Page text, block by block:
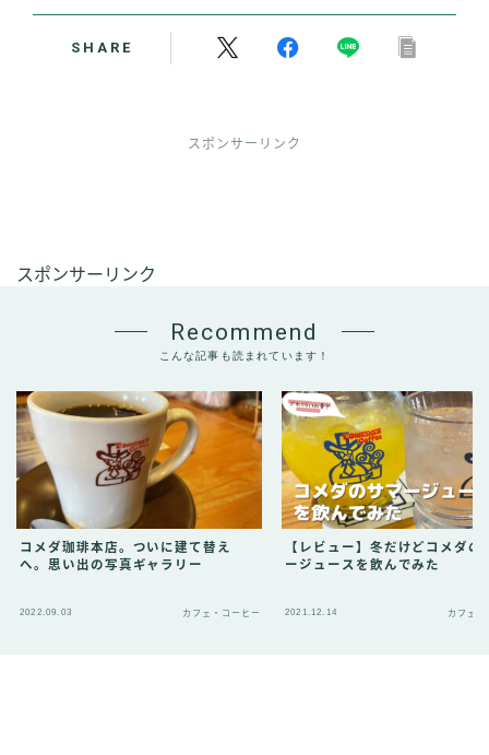
SHARE
スポンサーリンク
スポンサーリンク
Recommend
こんな記事も読まれています！
コメダ珈琲本店。ついに建て替え
へ。思い出の写真ギャラリー
2022.09.03 カフェ・コーヒー
【レビュー】冬だけどコメダの
ージュースを飲んでみた
2021.12.14 カフェ・